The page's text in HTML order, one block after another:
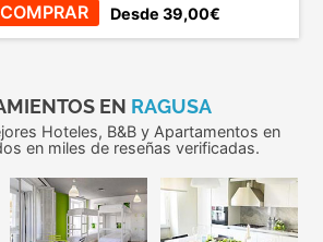
COMPRAR Desde 39,00€
EN RAGUSA
Hoteles, B&B y Apartamentos en
en miles de reseñas verificadas.